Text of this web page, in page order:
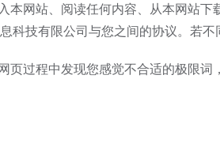
本网站、阅读任何内容、从本网站
科技有限公司与您之间的协议。若不
页过程中发现您感觉不合适的极限词